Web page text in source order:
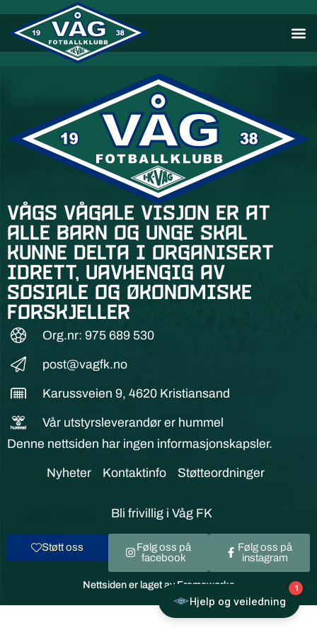
Vågs vågale visjon er at
alle barn og unge skal
kunne delta i organisert
idrett, uavhengig av
sosiale og økonomiske
forskjeller
Org.nr: 975 689 530
post@vagfk.no
Karussveien 9, 4620 Kristiansand
Vår utstyrsleverandør er hummel
Denne nettsiden har ingen informasjonskapsler.
Nyheter Kontaktinfo Støtteordninger
Bli frivillig i Våg FK
Støtt oss
Følg oss på
facebook
Følg oss på
instagram
Nettsiden er laget av Frameworks